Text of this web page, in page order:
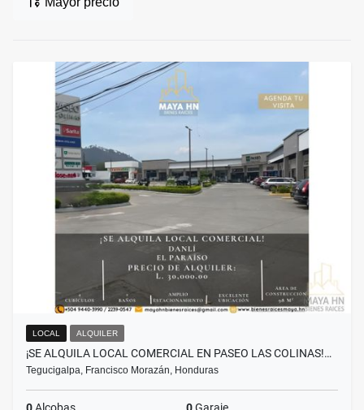
LOCAL ALQUILER
¡SE ALQUILA LOCAL COMERCIAL EN PASEO LAS COLINAS!…
Tegucigalpa, Francisco Morazán, Honduras